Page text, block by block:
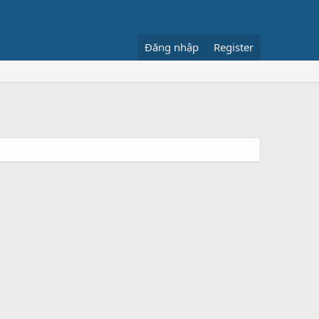
Đăng nhập Register